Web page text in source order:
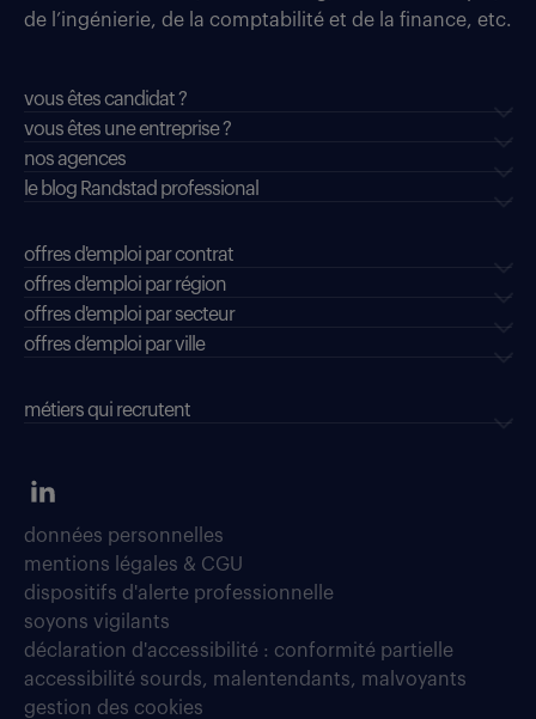
de l’ingénierie, de la comptabilité et de la finance, etc.
vous êtes candidat ?
vous êtes une entreprise ?
nos agences
le blog Randstad professional
offres d'emploi par contrat
offres d'emploi par région
offres d'emploi par secteur
offres d’emploi par ville
métiers qui recrutent
données personnelles
mentions légales & CGU
dispositifs d'alerte professionnelle
soyons vigilants
déclaration d'accessibilité : conformité partielle
accessibilité sourds, malentendants, malvoyants
gestion des cookies